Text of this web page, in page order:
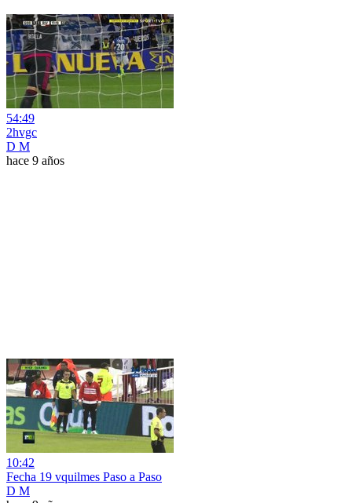
54:49
2hvgc
D M
hace 9 años
10:42
Fecha 19 vquilmes Paso a Paso
D M